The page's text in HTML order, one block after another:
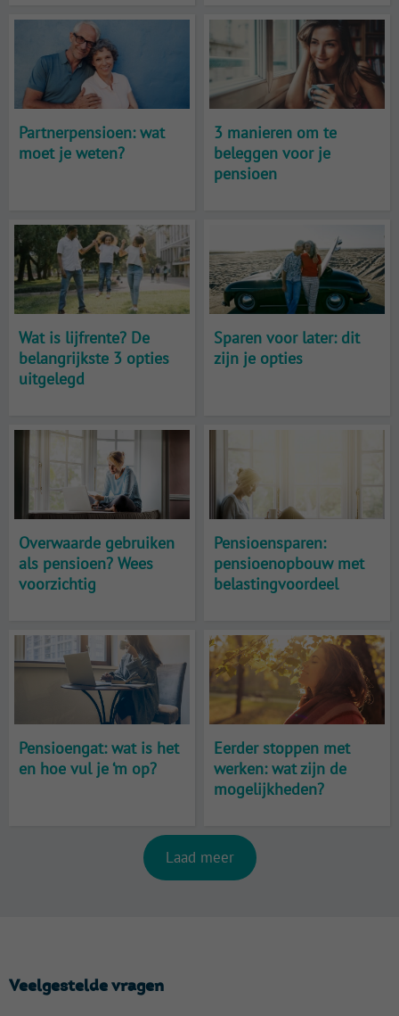
Partnerpensioen: wat
moet je weten?
3 manieren om te
beleggen voor je
pensioen
Wat is lijfrente? De
belangrijkste 3 opties
uitgelegd
Sparen voor later: dit
zijn je opties
Overwaarde gebruiken
als pensioen? Wees
voorzichtig
Pensioensparen:
pensioenopbouw met
belastingvoordeel
Pensioengat: wat is het
en hoe vul je ‘m op?
Eerder stoppen met
werken: wat zijn de
mogelijkheden?
Laad meer
Veelgestelde vragen